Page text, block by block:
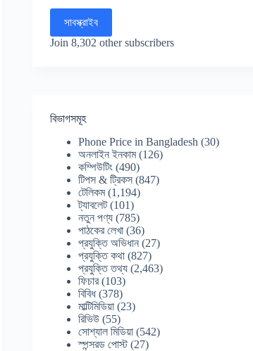
সাবস্ক্রাইব
Join 8,302 other subscribers
বিভাগসমূহ
Phone Price in Bangladesh (30)
অনলাইন ইনকাম(126)
কম্পিউটিং (490)
টিপস & ট্রিকস (847)
টেলিকম(1,194)
ট্যাবলেট(101)
নতুন পণ্য (785)
পাঠকের লেখা (36)
প্রযুক্তি অভিধান (27)
প্রযুক্তি কথা (827)
প্রযুক্তি তথ্য (2,463)
ফিচার(103)
বিবিধ(378)
মাল্টিমিডিয়া (23)
রিভিউ (55)
সোশ্যাল মিডিয়া (542)
স্পন্সরড পোস্ট(27)